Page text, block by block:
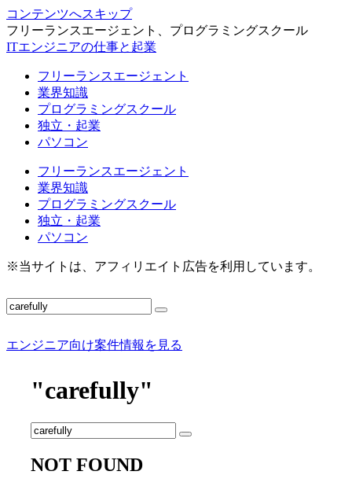
コンテンツへスキップ
フリーランスエージェント、プログラミングスクール
ITエンジニアの仕事と起業
フリーランスエージェント
業界知識
プログラミングスクール
独立・起業
パソコン
フリーランスエージェント
業界知識
プログラミングスクール
独立・起業
パソコン
※当サイトは、アフィリエイト広告を利用しています。
エンジニア向け案件情報を見る
"carefully"
NOT FOUND